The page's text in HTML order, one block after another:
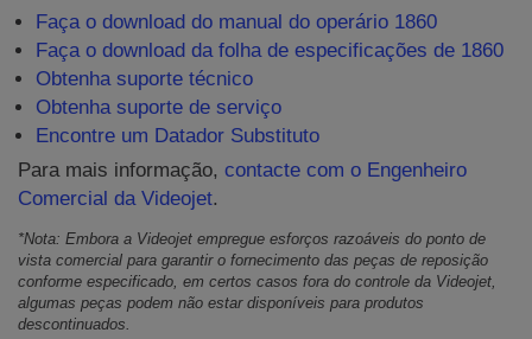
Faça o download do manual do operário 1860
Faça o download da folha de especificações de 1860
Obtenha suporte técnico
Obtenha suporte de serviço
Encontre um Datador Substituto
Para mais informação, contacte com o Engenheiro
Comercial da Videojet.
*Nota: Embora a Videojet empregue esforços razoáveis do ponto de
vista comercial para garantir o fornecimento das peças de reposição
conforme especificado, em certos casos fora do controle da Videojet,
algumas peças podem não estar disponíveis para produtos
descontinuados.